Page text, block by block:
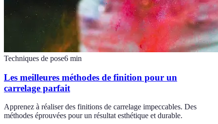
Techniques de pose6 min
Les meilleures méthodes de finition pour un
carrelage parfait
Apprenez à réaliser des finitions de carrelage impeccables. Des
méthodes éprouvées pour un résultat esthétique et durable.